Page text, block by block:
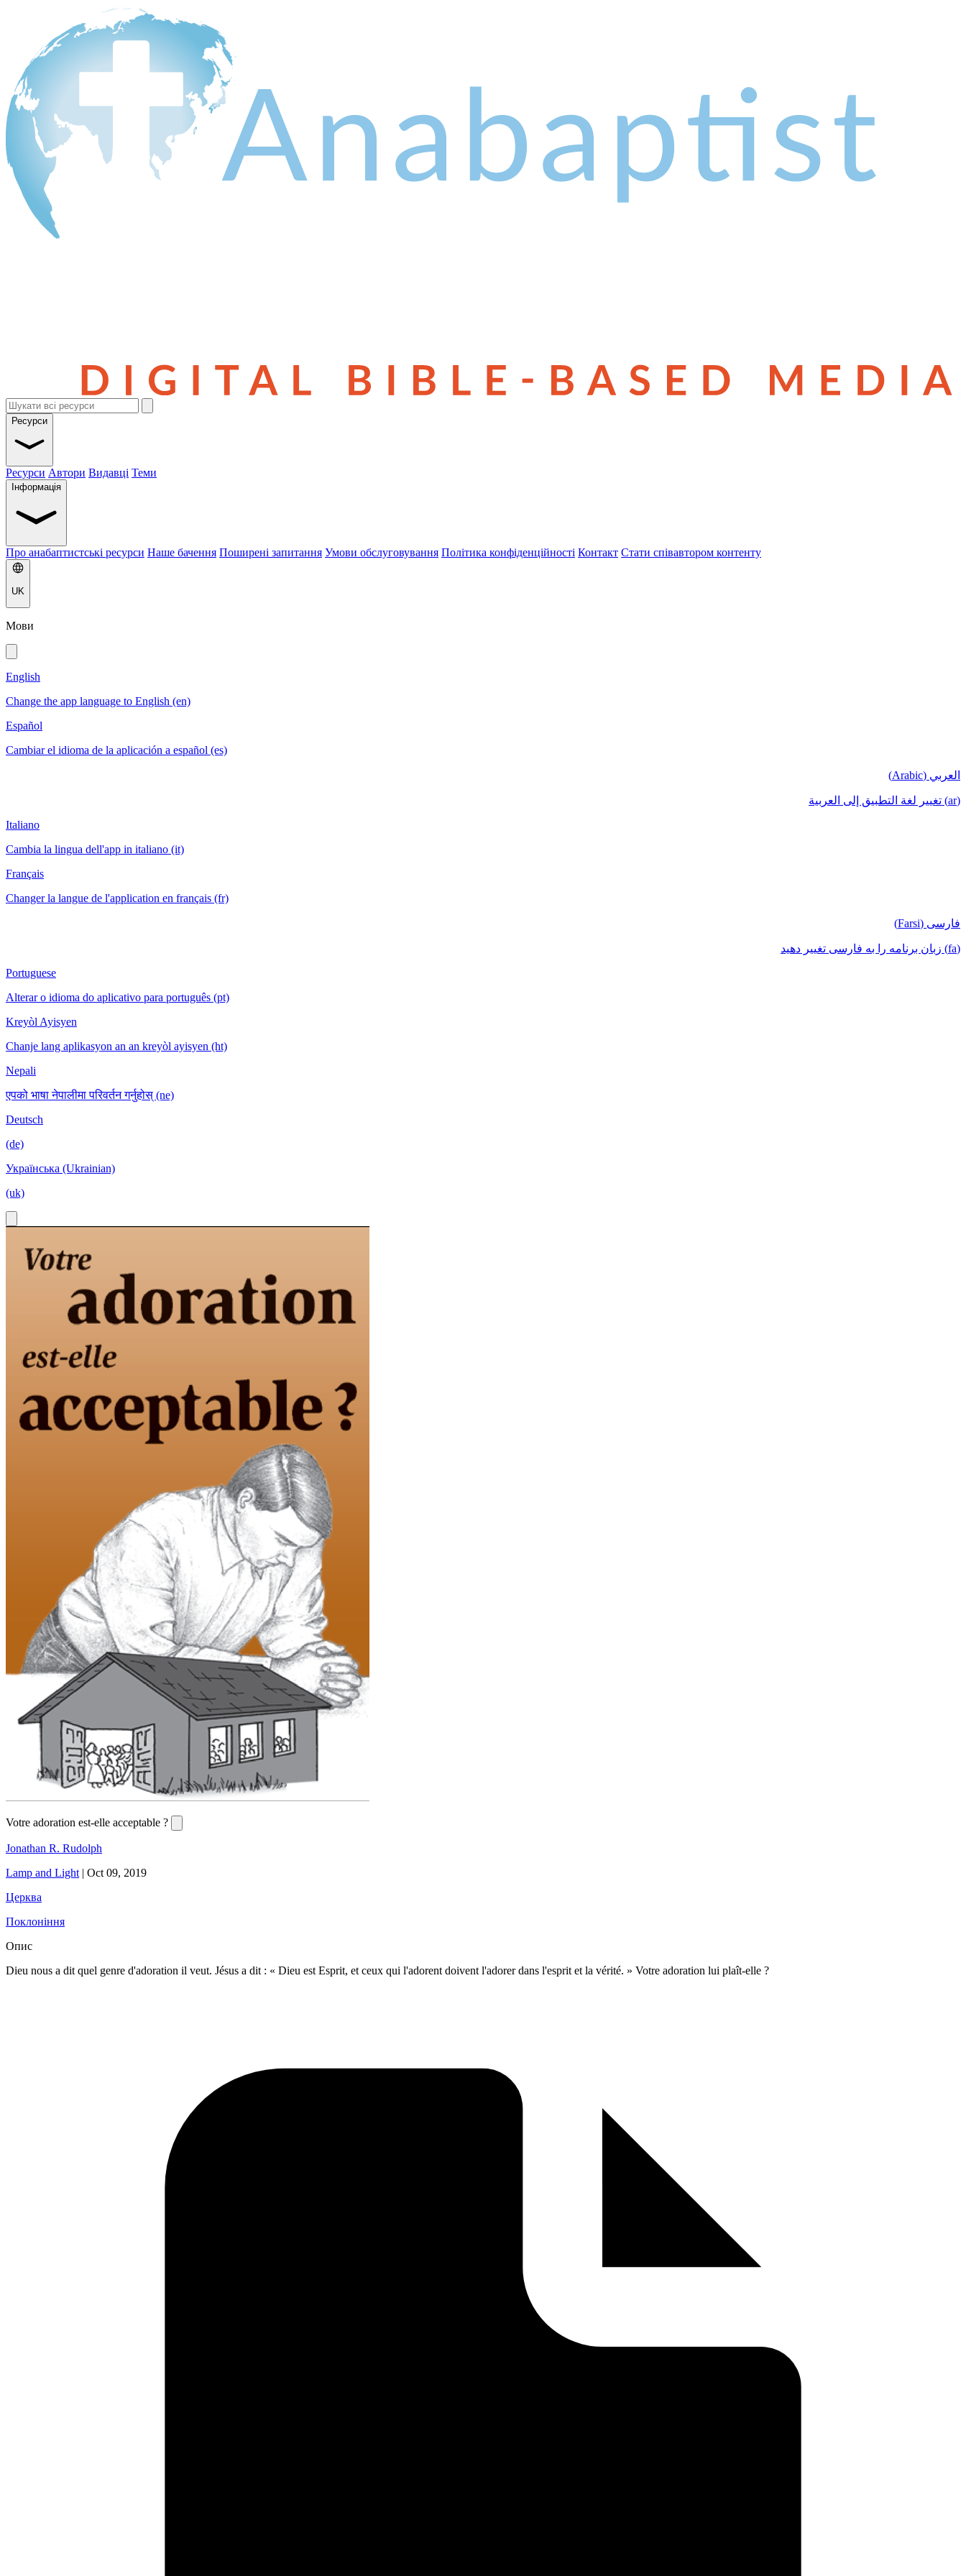
Ресурси
Ресурси Автори Видавці Теми
Інформація
Про анабаптистські ресурси Наше бачення Поширені запитання Умови обслуговування Політика конфіденційності Контакт Стати співавтором контенту
UK
Мови
English
Change the app language to English (en)
Español
Cambiar el idioma de la aplicación a español (es)
العربي (Arabic)
(ar) تغيير لغة التطبيق إلى العربية
Italiano
Cambia la lingua dell'app in italiano (it)
Français
Changer la langue de l'application en français (fr)
فارسی (Farsi)
(fa) زبان برنامه را به فارسی تغییر دهید
Portuguese
Alterar o idioma do aplicativo para português (pt)
Kreyòl Ayisyen
Chanje lang aplikasyon an an kreyòl ayisyen (ht)
Nepali
एपको भाषा नेपालीमा परिवर्तन गर्नुहोस् (ne)
Deutsch
(de)
Українська (Ukrainian)
(uk)
Votre adoration est-elle acceptable ?
Jonathan R. Rudolph
Lamp and Light | Oct 09, 2019
Церква
Поклоніння
Опис
Dieu nous a dit quel genre d'adoration il veut. Jésus a dit : « Dieu est Esprit, et ceux qui l'adorent doivent l'adorer dans l'esprit et la vérité. » Votre adoration lui plaît-elle ?